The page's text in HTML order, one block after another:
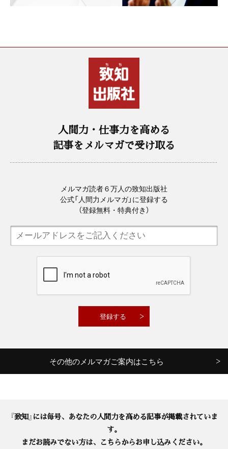
人間力・仕事力を高める
記事をメルマガで受け取る
メルマガ読者６万人の致知出版社
公式「人間力メルマガ」に登録する
（登録無料・特典付き）
その他のメルマガご案内はこちら
『致知』には毎号、あなたの人間力を高める記事が掲載されていま
す。
まだお読みでない方は、こちらからお申し込みください。